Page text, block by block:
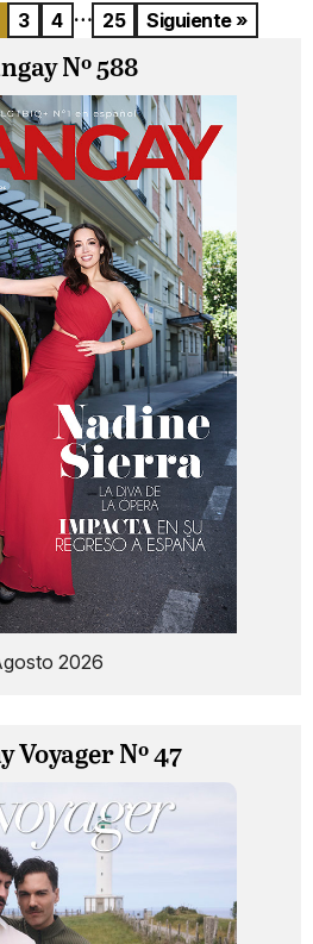
3 4 … 25 Siguiente »
Nº 588
2026
Voyager Nº 47